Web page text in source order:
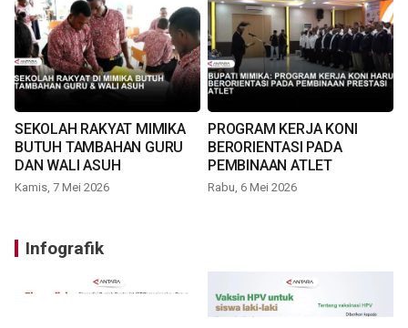
SEKOLAH RAKYAT MIMIKA
BUTUH TAMBAHAN GURU
DAN WALI ASUH
Kamis, 7 Mei 2026
PROGRAM KERJA KONI
BERORIENTASI PADA
PEMBINAAN ATLET
Rabu, 6 Mei 2026
Infografik